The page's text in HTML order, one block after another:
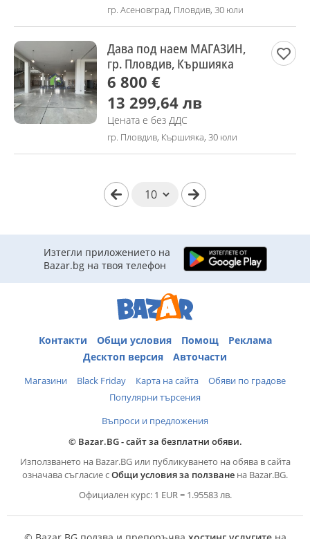
гр. Асеновград, Пловдив, 30 юли
Дава под наем МАГАЗИН,
гр. Пловдив, Кършияка
6 800 €
13 299,64 лв
Цената е без ДДС
гр. Пловдив, Кършияка, 30 юли
Изтегли приложението на
Bazar.bg на твоя телефон
Контакти Общи условия Помощ
Реклама
Десктоп версия
Авточасти
Магазини Black Friday Карта на сайта
Обяви по градове
Популярни търсения
Въпроси и предложения
© Bazar.BG - сайт за безплатни обяви.
Използването на Bazar.BG или публикуването на обява в сайта
означава съгласие сОбщи условия за ползване на Bazar.BG.
Официален курс: 1 EUR = 1.95583 лв.